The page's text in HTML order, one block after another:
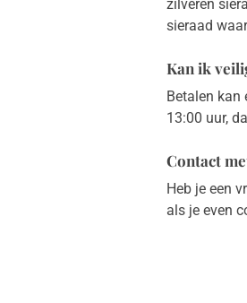
zilveren
sieraad
Kan ik
Betalen kan
13:00 uur,
Contact
Heb je een
als je even